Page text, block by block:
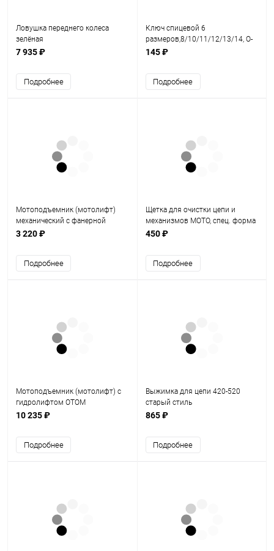
Ловушка переднего колеса
зелёная
7 935 ₽
Подробнее
Ключ спицевой 6
размеров,8/10/11/12/13/14, О-
образный, сталь
145 ₽
Подробнее
Мотоподъемник (мотолифт)
механический с фанерной
площадкой (красный)
3 220 ₽
Подробнее
Щетка для очистки цепи и
механизмов МОТО, спец. форма
- чистит цепь с 3х сторон
450 ₽
Подробнее
Мотоподъемник (мотолифт) с
гидролифтом OTOM
10 235 ₽
Подробнее
Выжимка для цепи 420-520
старый стиль
865 ₽
Подробнее